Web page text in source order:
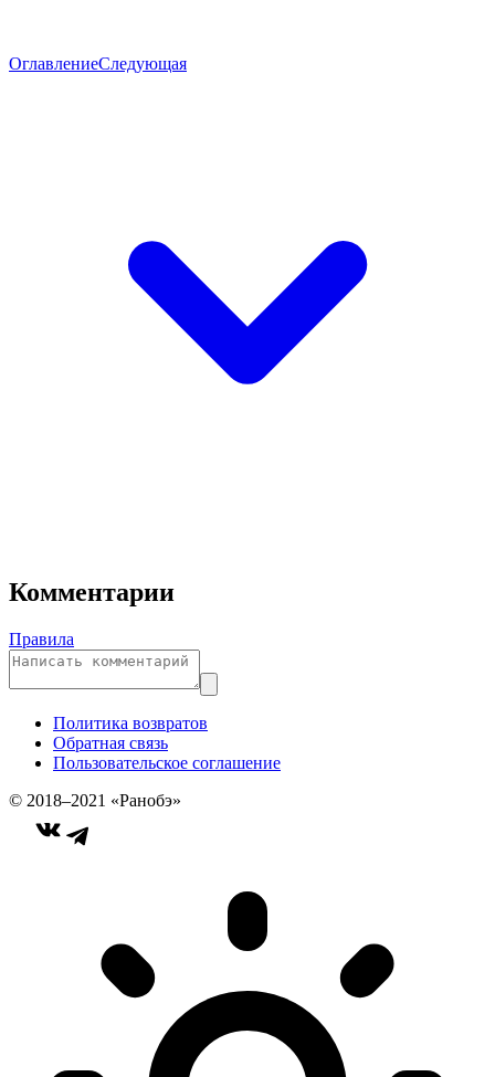
ОглавлениеСледующая
Комментарии
Правила
Политика возвратов
Обратная связь
Пользовательское соглашение
© 2018–2021 «Ранобэ»